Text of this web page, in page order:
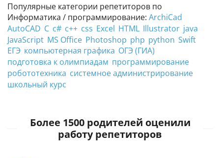
Популярные категории репетиторов по
Информатика / программирование: ArchiCad
AutoCAD C c# c++ css Excel HTML Illustrator java
JavaScript MS Office Photoshop php python Swift
ЕГЭ компьютерная графика ОГЭ (ГИА)
подготовка к олимпиадам программирование
робототехника системное администрирование
школьный курс
Более 1500 родителей оценили
работу репетиторов